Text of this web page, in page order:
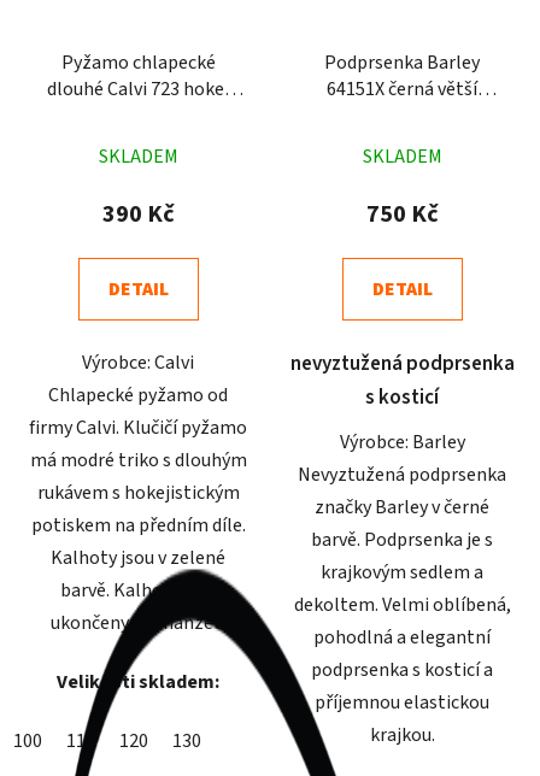
Pyžamo chlapecké
dlouhé Calvi 723 hokej
hodnocení
produktu
4,6
z
hvězdiček.
SKLADEM
390 Kč
DETAIL
Výrobce: Calvi
Chlapecké pyžamo od
firmy Calvi. Klučičí pyžamo
má modré triko s dlouhým
rukávem s hokejistickým
potiskem na předním díle.
Kalhoty jsou v zelené
barvě. Kalhoty jsou
ukončeny do manžet.
Velikosti skladem:
100 110 120 130
Podprsenka Barley
64151X černá větší
hodnocení
produktu
5,0
z
hvězdiček.
SKLADEM
750 Kč
DETAIL
nevyztužená podprsenka
s kosticí
Výrobce: Barley
Nevyztužená podprsenka
značky Barley v černé
barvě. Podprsenka je s
krajkovým sedlem a
dekoltem. Velmi oblíbená,
pohodlná a elegantní
podprsenka s kosticí a
příjemnou elastickou
krajkou.